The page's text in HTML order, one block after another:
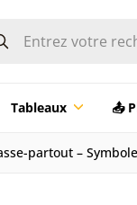
Tableaux 📤
partout –